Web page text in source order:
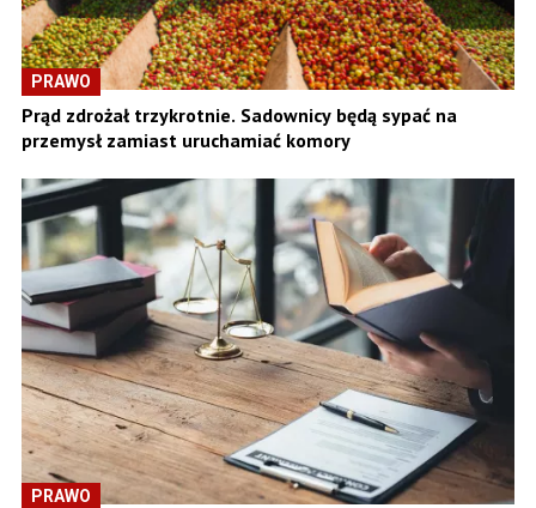
PRAWO
Prąd zdrożał trzykrotnie. Sadownicy będą sypać na
przemysł zamiast uruchamiać komory
PRAWO